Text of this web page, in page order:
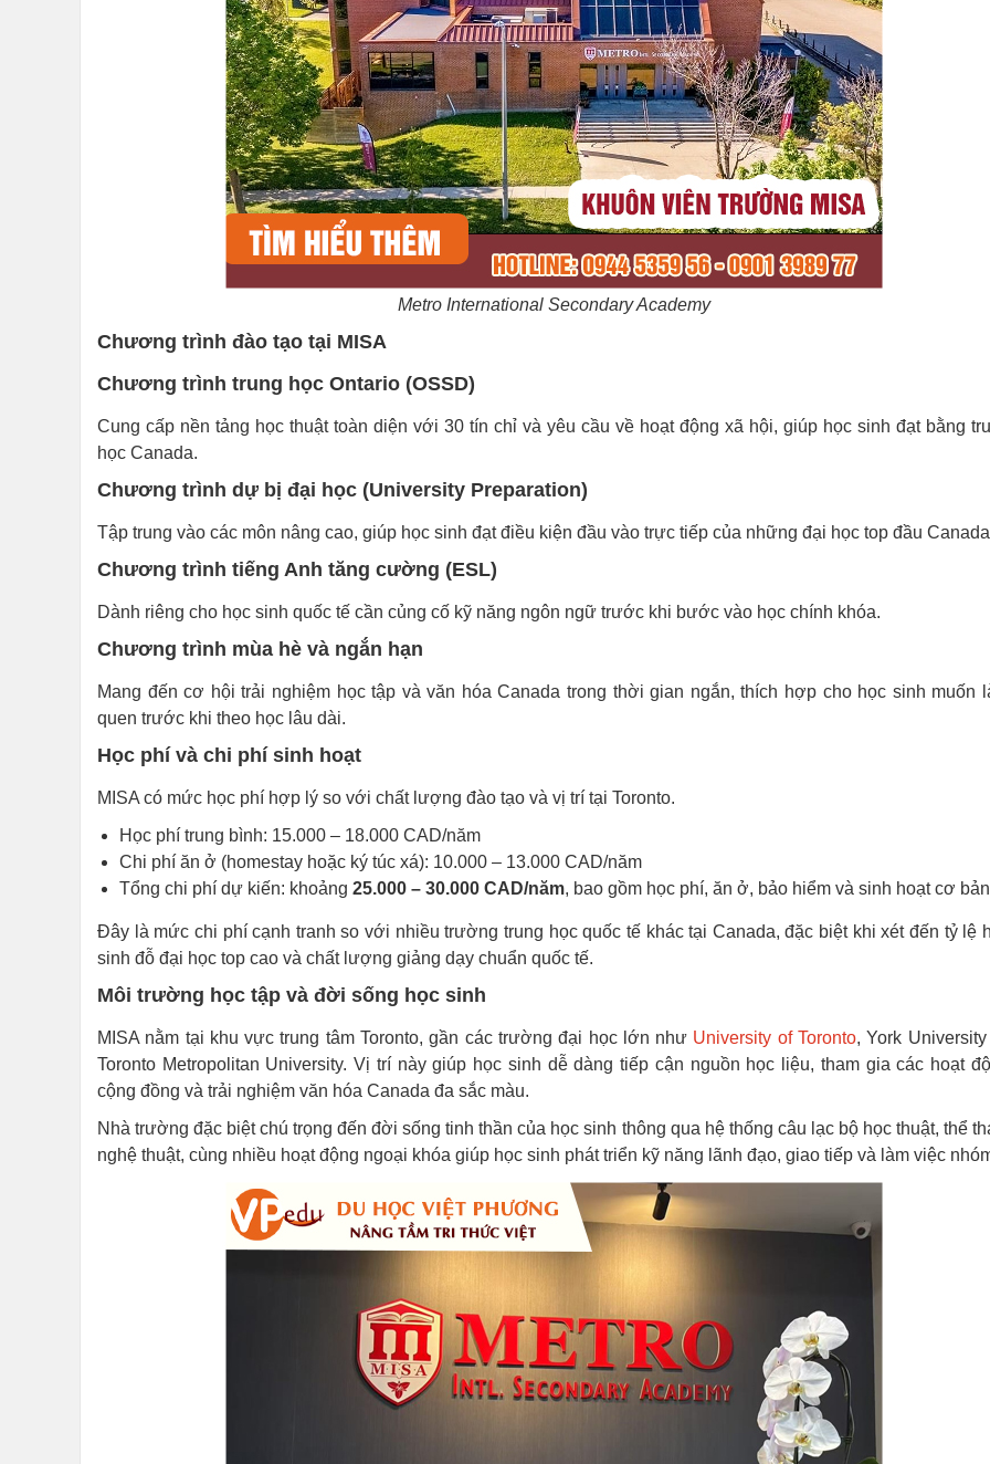
Metro International Secondary Academy
Chương trình đào tạo tại MISA
Chương trình trung học Ontario (OSSD)
Cung cấp nền tảng học thuật toàn diện với 30 tín chỉ và yêu cầu về hoạt động xã hội, giúp học sinh đạt bằng
học Canada.
Chương trình dự bị đại học (University Preparation)
Tập trung vào các môn nâng cao, giúp học sinh đạt điều kiện đầu vào trực tiếp của những đại học top đầu
Chương trình tiếng Anh tăng cường (ESL)
Dành riêng cho học sinh quốc tế cần củng cố kỹ năng ngôn ngữ trước khi bước vào học chính khóa.
Chương trình mùa hè và ngắn hạn
Mang đến cơ hội trải nghiệm học tập và văn hóa Canada trong thời gian ngắn, thích hợp cho học sinh muốn
quen trước khi theo học lâu dài.
Học phí và chi phí sinh hoạt
MISA có mức học phí hợp lý so với chất lượng đào tạo và vị trí tại Toronto.
Học phí trung bình: 15.000 – 18.000 CAD/năm
Chi phí ăn ở (homestay hoặc ký túc xá): 10.000 – 13.000 CAD/năm
Tổng chi phí dự kiến: khoảng 25.000 – 30.000 CAD/năm, bao gồm học phí, ăn ở, bảo hiểm và sinh hoạt cơ
Đây là mức chi phí cạnh tranh so với nhiều trường trung học quốc tế khác tại Canada, đặc biệt khi xét đến tỷ lệ
sinh đỗ đại học top cao và chất lượng giảng dạy chuẩn quốc tế.
Môi trường học tập và đời sống học sinh
MISA nằm tại khu vực trung tâm Toronto, gần các trường đại học lớn như University of Toronto, York
Toronto Metropolitan University. Vị trí này giúp học sinh dễ dàng tiếp cận nguồn học liệu, tham gia các hoạt
cộng đồng và trải nghiệm văn hóa Canada đa sắc màu.
Nhà trường đặc biệt chú trọng đến đời sống tinh thần của học sinh thông qua hệ thống câu lạc bộ học thuật, thể
nghệ thuật, cùng nhiều hoạt động ngoại khóa giúp học sinh phát triển kỹ năng lãnh đạo, giao tiếp và làm việc